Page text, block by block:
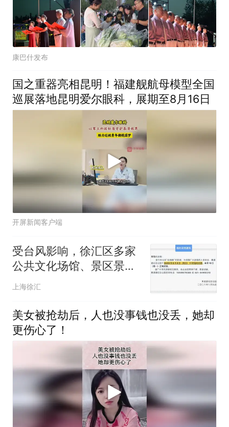
康巴什发布
国之重器亮相昆明！福建舰航母模型全国
巡展落地昆明爱尔眼科，展期至8月16日
开屏新闻客户端
受台风影响，徐汇区多家
公共文化场馆、景区景
点、演出闭馆或时间调整
上海徐汇
美女被抢劫后，人也没事钱也没丢，她却
更伤心了！